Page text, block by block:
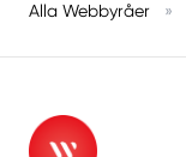
Alla Webbyråer »